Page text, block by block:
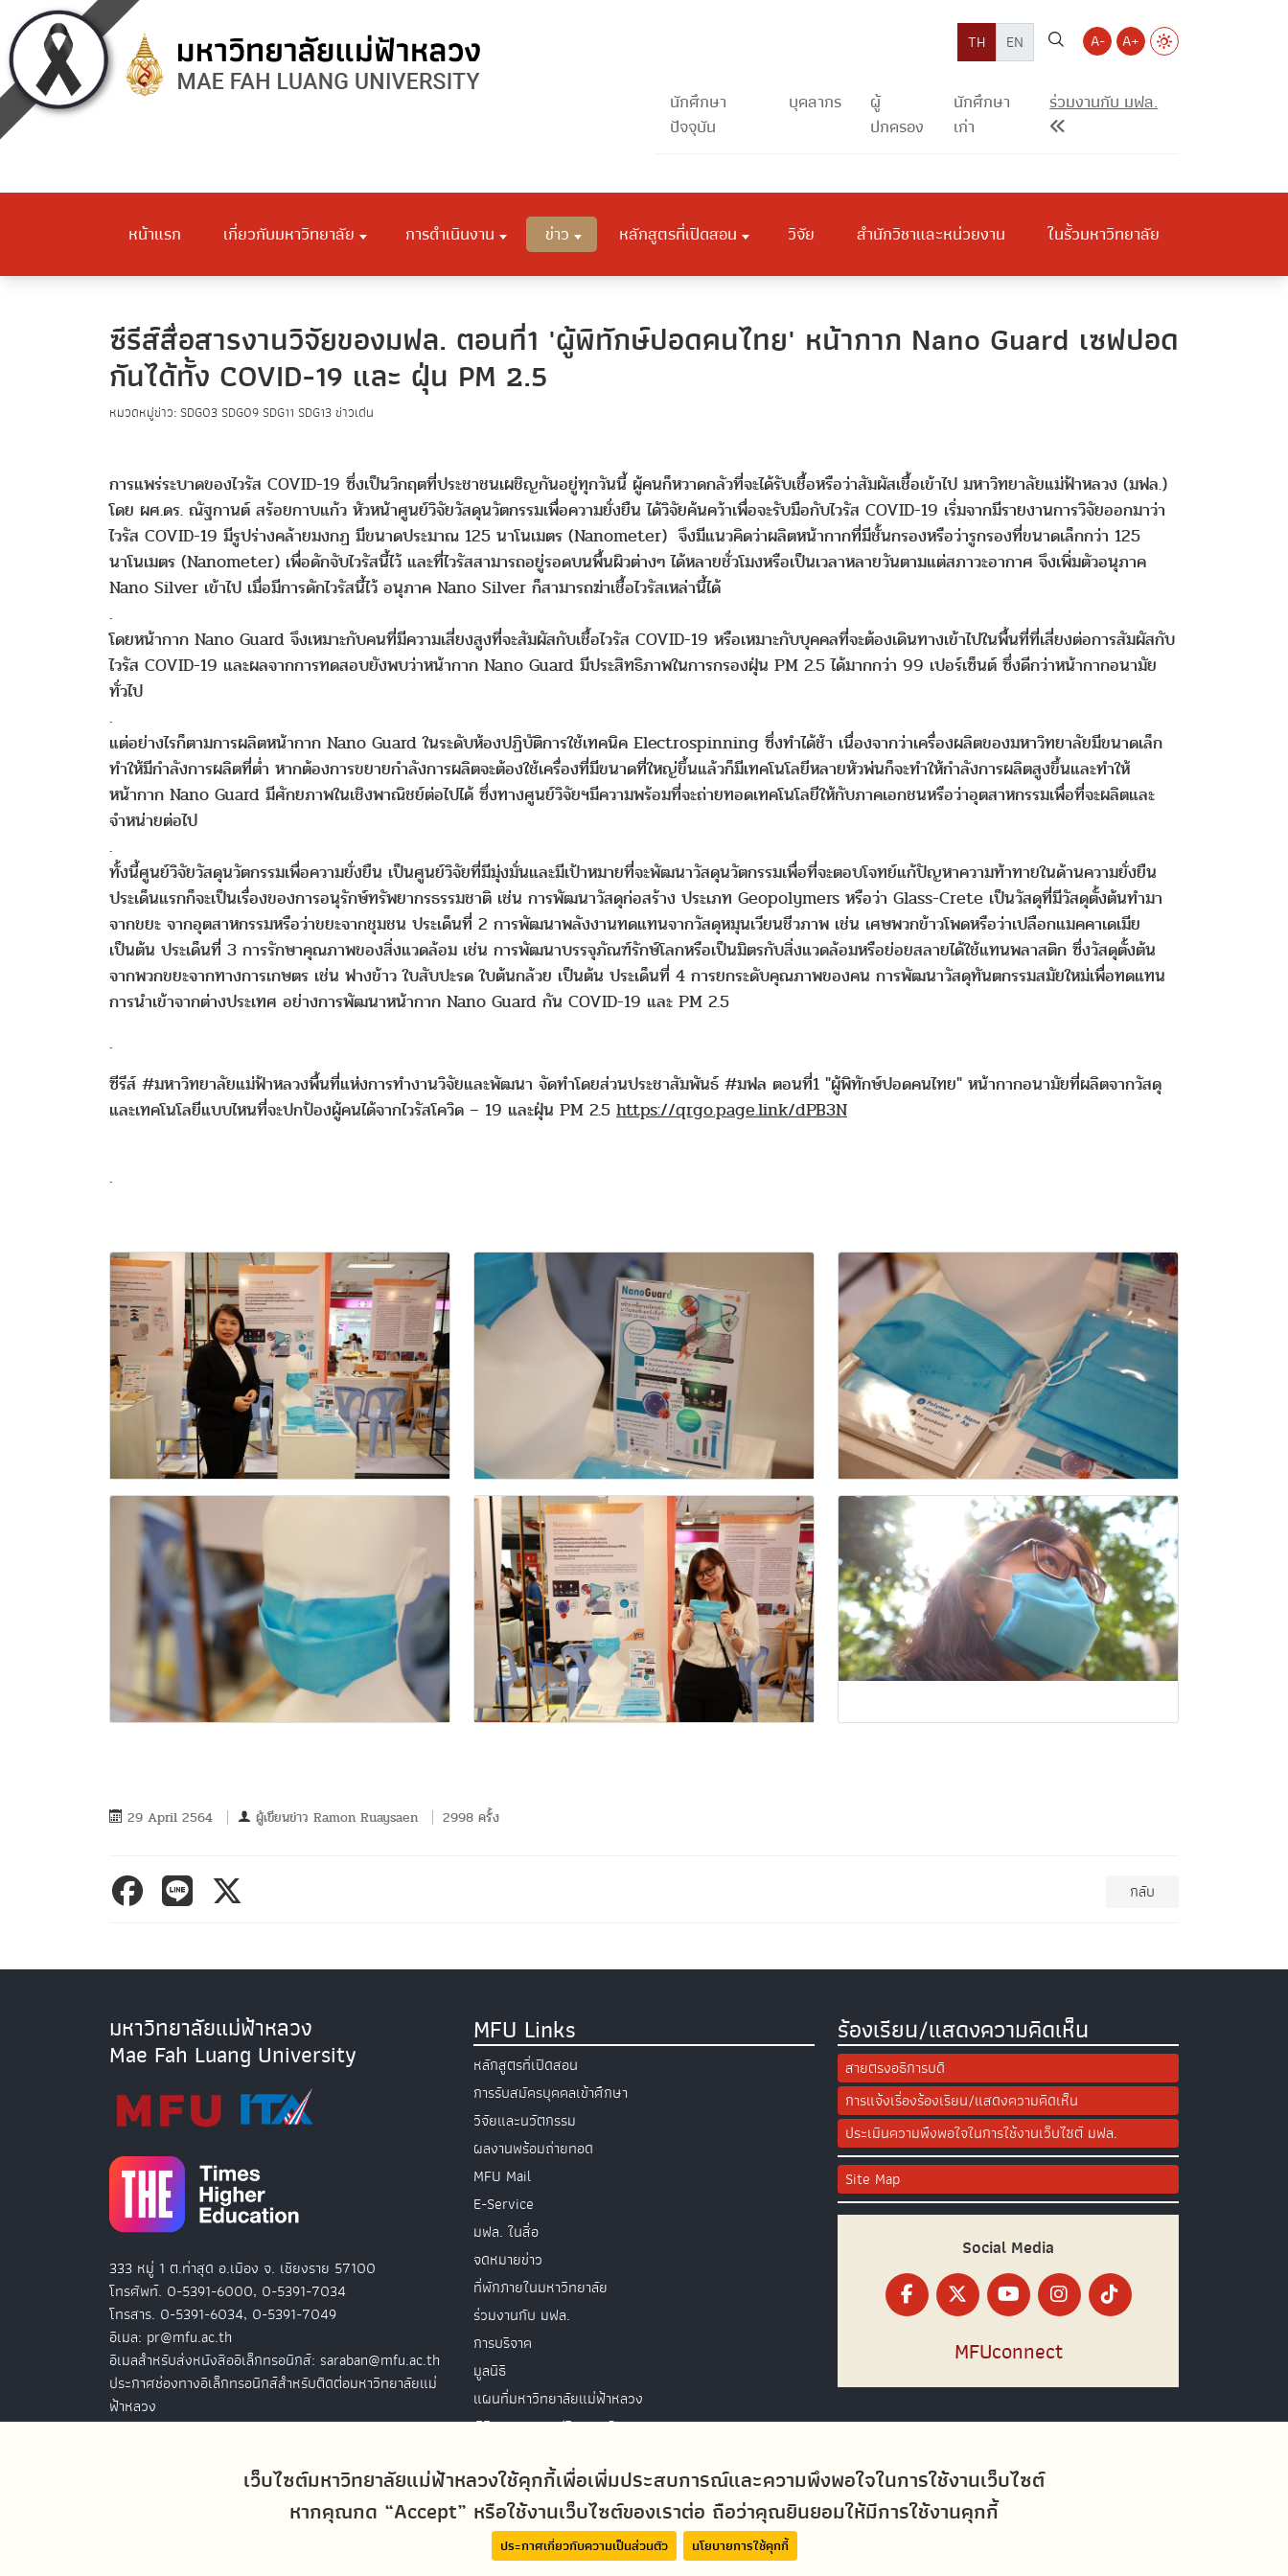
เว็บไซต์มหาวิทยาลัยแม่ฟ้าหลวงใช้คุกกี้เพื่อเพิ่มประสบการณ์และความพึงพอใจในการใช้งานเว็บไซต์
หากคุณกด “Accept” หรือใช้งานเว็บไซต์ของเราต่อ ถือว่าคุณยินยอมให้มีการใช้งานคุกกี้
ประกาศเกี่ยวกับความเป็นส่วนตัว นโยบายการใช้คุกกี้
TH EN A- A+
นักศึกษา
ปัจจุบัน
บุคลากร
ผู้
ปกครอง
นักศึกษา
เก่า
ร่วมงานกับ มฟล.
หน้าแรก เกี่ยวกับมหาวิทยาลัย การดำเนินงาน ข่าว หลักสูตรที่เปิดสอน วิจัย สำนักวิชาและหน่วยงาน ในรั้วมหาวิทยาลัย
ซีรีส์สื่อสารงานวิจัยของมฟล. ตอนที่1 'ผู้พิทักษ์ปอดคนไทย' หน้ากาก Nano Guard เซฟปอด
กันได้ทั้ง COVID-19 และ ฝุ่น PM 2.5
หมวดหมู่ข่าว: SDG03 SDG09 SDG11 SDG13ข่าวเด่น
การแพร่ระบาดของไวรัส COVID-19 ซึ่งเป็นวิกฤตที่ประชาชนเผชิญกันอยู่ทุกวันนี้ ผู้คนก็หวาดกลัวที่จะได้รับเชื้อหรือว่าสัมผัสเชื้อเข้าไป มหาวิทยาลัยแม่ฟ้าหลวง (มฟล.)
โดย ผศ.ดร. ณัฐกานต์ สร้อยกาบแก้ว หัวหน้าศูนย์วิจัยวัสดุนวัตกรรมเพื่อความยั่งยืน ได้วิจัยค้นคว้าเพื่อจะรับมือกับไวรัส COVID-19 เริ่มจากมีรายงานการวิจัยออกมาว่า
ไวรัส COVID-19 มีรูปร่างคล้ายมงกฏ มีขนาดประมาณ 125 นาโนเมตร (Nanometer) จึงมีแนวคิดว่าผลิตหน้ากากที่มีชั้นกรองหรือว่ารูกรองที่ขนาดเล็กกว่า 125
นาโนเมตร (Nanometer) เพื่อดักจับไวรัสนี้ไว้ และที่ไวรัสสามารถอยู่รอดบนพื้นผิวต่างๆ ได้หลายชั่วโมงหรือเป็นเวลาหลายวันตามแต่สภาวะอากาศ จึงเพิ่มตัวอนุภาค
Nano Silver เข้าไป เมื่อมีการดักไวรัสนี้ไว้ อนุภาค Nano Silver ก็สามารถฆ่าเชื้อไวรัสเหล่านี้ได้
.
โดยหน้ากาก Nano Guard จึงเหมาะกับคนที่มีความเสี่ยงสูงที่จะสัมผัสกับเชื้อไวรัส COVID-19 หรือเหมาะกับบุคคลที่จะต้องเดินทางเข้าไปในพื้นที่ที่เสี่ยงต่อการสัมผัสกับ
ไวรัส COVID-19 และผลจากการทดสอบยังพบว่าหน้ากาก Nano Guard มีประสิทธิภาพในการกรองฝุ่น PM 2.5 ได้มากกว่า 99 เปอร์เซ็นต์ ซึ่งดีกว่าหน้ากากอนามัย
ทั่วไป
.
แต่อย่างไรก็ตามการผลิตหน้ากาก Nano Guard ในระดับห้องปฏิบัติการใช้เทคนิค Electrospinning ซึ่งทำได้ช้า เนื่องจากว่าเครื่องผลิตของมหาวิทยาลัยมีขนาดเล็ก
ทำให้มีกำลังการผลิตที่ต่ำ หากต้องการขยายกำลังการผลิตจะต้องใช้เครื่องที่มีขนาดที่ใหญ่ขึ้นแล้วก็มีเทคโนโลยีหลายหัวพ่นก็จะทำให้กำลังการผลิตสูงขึ้นและทำให้
หน้ากาก Nano Guard มีศักยภาพในเชิงพาณิชย์ต่อไปได้ ซึ่งทางศูนย์วิจัยฯมีความพร้อมที่จะถ่ายทอดเทคโนโลยีให้กับภาคเอกชนหรือว่าอุตสาหกรรมเพื่อที่จะผลิตและ
จำหน่ายต่อไป
.
ทั้งนี้ศูนย์วิจัยวัสดุนวัตกรรมเพื่อความยั่งยืน เป็นศูนย์วิจัยที่มีมุ่งมั่นและมีเป้าหมายที่จะพัฒนาวัสดุนวัตกรรมเพื่อที่จะตอบโจทย์แก้ปัญหาความท้าทายในด้านความยั่งยืน
ประเด็นแรกก็จะเป็นเรื่องของการอนุรักษ์ทรัพยากรธรรมชาติ เช่น การพัฒนาวัสดุก่อสร้าง ประเภท Geopolymers หรือว่า Glass-Crete เป็นวัสดุที่มีวัสดุตั้งต้นทำมา
จากขยะ จากอุตสาหกรรมหรือว่าขยะจากชุมชน ประเด็นที่ 2 การพัฒนาพลังงานทดแทนจากวัสดุหมุนเวียนชีวภาพ เช่น เศษพวกข้าวโพดหรือว่าเปลือกแมคคาเดเมีย
เป็นต้น ประเด็นที่ 3 การรักษาคุณภาพของสิ่งแวดล้อม เช่น การพัฒนาบรรจุภัณฑ์รักษ์โลกหรือเป็นมิตรกับสิ่งแวดล้อมหรือย่อยสลายได้ใช้แทนพลาสติก ซึ่งวัสดุตั้งต้น
จากพวกขยะจากทางการเกษตร เช่น ฟางข้าว ใบสับปะรด ใบต้นกล้วย เป็นต้น ประเด็นที่ 4 การยกระดับคุณภาพของคน การพัฒนาวัสดุทันตกรรมสมัยใหม่เพื่อทดแทน
การนำเข้าจากต่างประเทศ อย่างการพัฒนาหน้ากาก Nano Guard กัน COVID-19 และ PM 2.5
.
ซีรีส์ #มหาวิทยาลัยแม่ฟ้าหลวงพื้นที่แห่งการทำงานวิจัยและพัฒนา จัดทำโดยส่วนประชาสัมพันธ์ #มฟล ตอนที่1 "ผู้พิทักษ์ปอดคนไทย" หน้ากากอนามัยที่ผลิตจากวัสดุ
และเทคโนโลยีแบบไหนที่จะปกป้องผู้คนได้จากไวรัสโควิด – 19 และฝุ่น PM 2.5 https://qrgo.page.link/dPB3N
.
29 April 2564 ผู้เขียนข่าว Ramon Ruaysaen 2998 ครั้ง
กลับ
มหาวิทยาลัยแม่ฟ้าหลวง
Mae Fah Luang University
333 หมู่ 1 ต.ท่าสุด อ.เมือง จ. เชียงราย 57100
โทรศัพท์. 0-5391-6000, 0-5391-7034
โทรสาร. 0-5391-6034, 0-5391-7049
อีเมล: pr@mfu.ac.th
อีเมลสำหรับส่งหนังสืออิเล็กทรอนิกส์: saraban@mfu.ac.th
ประกาศช่องทางอิเล็กทรอนิกส์สำหรับติดต่อมหาวิทยาลัยแม่
ฟ้าหลวง
MFU Links
หลักสูตรที่เปิดสอน
การรับสมัครบุคคลเข้าศึกษา
วิจัยและนวัตกรรม
ผลงานพร้อมถ่ายทอด
MFU Mail
E-Service
มฟล. ในสื่อ
จดหมายข่าว
ที่พักภายในมหาวิทยาลัย
ร่วมงานกับ มฟล.
การบริจาค
มูลนิธิ
แผนที่มหาวิทยาลัยแม่ฟ้าหลวง
พิธีพระราชทานปริญญาบัตร
ร้องเรียน/แสดงความคิดเห็น
สายตรงอธิการบดี
การแจ้งเรื่องร้องเรียน/แสดงความคิดเห็น
ประเมินความพึงพอใจในการใช้งานเว็บไซต์ มฟล.
Site Map
Social Media
MFUconnect